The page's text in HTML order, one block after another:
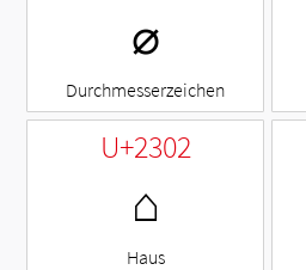
⌀
Durchmesserzeichen
U+2302
⌂
Haus